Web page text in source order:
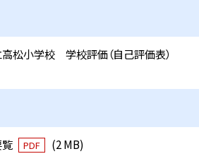
松小学校 学校評価（自己評価表）
PDF
(2 MB)